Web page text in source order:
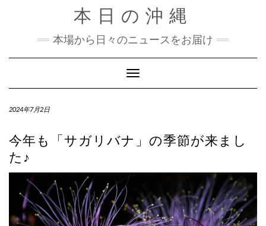
本日の沖縄
本場から日々のニュースをお届け
Toggle Navigation
2024年7月2日
今年も「サガリバナ」の季節が来まし
た♪